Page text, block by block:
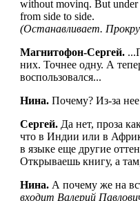
without movinq. But under
from side to side.
(Останавливает.
Магнитофон-Сергей.
них. Точнее одну. А
воспользовался...
Нина. Почему? Из-за
Сергей. Да нет, проза
что в Индии или в
в языке еще другие
Открываешь книгу, а
Нина. А почему же на
входит Валерий